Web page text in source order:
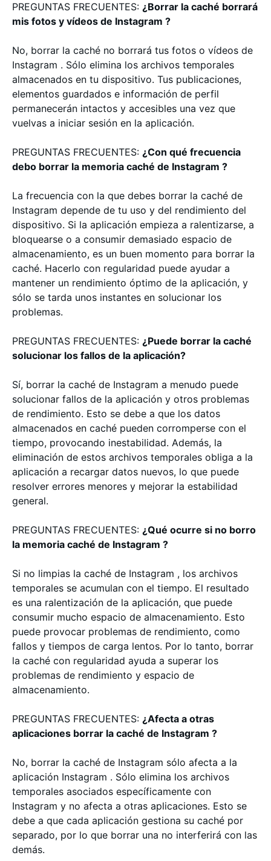
PREGUNTAS FRECUENTES: ¿Borrar la caché borrará
mis fotos y vídeos de Instagram ?
No, borrar la caché no borrará tus fotos o vídeos de
Instagram . Sólo elimina los archivos temporales
almacenados en tu dispositivo. Tus publicaciones,
elementos guardados e información de perfil
permanecerán intactos y accesibles una vez que
vuelvas a iniciar sesión en la aplicación.
PREGUNTAS FRECUENTES: ¿Con qué frecuencia
debo borrar la memoria caché de Instagram ?
La frecuencia con la que debes borrar la caché de
Instagram depende de tu uso y del rendimiento del
dispositivo. Si la aplicación empieza a ralentizarse, a
bloquearse o a consumir demasiado espacio de
almacenamiento, es un buen momento para borrar la
caché. Hacerlo con regularidad puede ayudar a
mantener un rendimiento óptimo de la aplicación, y
sólo se tarda unos instantes en solucionar los
problemas.
PREGUNTAS FRECUENTES: ¿Puede borrar la caché
solucionar los fallos de la aplicación?
Sí, borrar la caché de Instagram a menudo puede
solucionar fallos de la aplicación y otros problemas
de rendimiento. Esto se debe a que los datos
almacenados en caché pueden corromperse con el
tiempo, provocando inestabilidad. Además, la
eliminación de estos archivos temporales obliga a la
aplicación a recargar datos nuevos, lo que puede
resolver errores menores y mejorar la estabilidad
general.
PREGUNTAS FRECUENTES: ¿Qué ocurre si no borro
la memoria caché de Instagram ?
Si no limpias la caché de Instagram , los archivos
temporales se acumulan con el tiempo. El resultado
es una ralentización de la aplicación, que puede
consumir mucho espacio de almacenamiento. Esto
puede provocar problemas de rendimiento, como
fallos y tiempos de carga lentos. Por lo tanto, borrar
la caché con regularidad ayuda a superar los
problemas de rendimiento y espacio de
almacenamiento.
PREGUNTAS FRECUENTES: ¿Afecta a otras
aplicaciones borrar la caché de Instagram ?
No, borrar la caché de Instagram sólo afecta a la
aplicación Instagram . Sólo elimina los archivos
temporales asociados específicamente con
Instagram y no afecta a otras aplicaciones. Esto se
debe a que cada aplicación gestiona su caché por
separado, por lo que borrar una no interferirá con las
demás.